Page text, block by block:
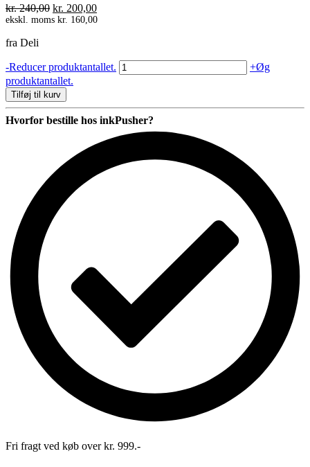
kr.240,00 Den
oprindelige
kr. 200,00Den
aktuelle
ekskl. moms kr. 160,00
fra Deli
-Reducer produktantallet. Hul
maskine
2
huller
antal
+Øg
produktantallet.
Tilføj til kurv
Hvorfor bestille hos inkPusher?
Fri fragt ved køb over kr. 999.-